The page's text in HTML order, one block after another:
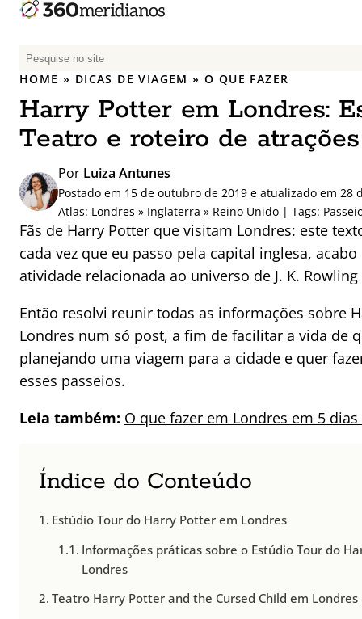
P
e
q
u
a
r
p
o
:
HOME » DICAS DE VIAGEM »O QUE FAZER
Harry Potter em Londres:
Teatro e roteiro de atrações
Por Luiza Antunes
Postado em 15 de outubro de 2019 e atualizado em 28
Atlas: Londres » Inglaterra » Reino Unido | Tags:
Fãs de Harry Potter que visitam Londres: este
cada vez que eu passo pela capital inglesa,
atividade relacionada ao universo de J. K.
Então resolvi reunir todas as informações sobre
Londres num só post, a fim de facilitar a vida de
planejando uma viagem para a cidade e quer
esses passeios.
Leia também: O que fazer em Londres em 5
Índice do Conteúdo
Estúdio Tour do Harry Potter em Londres
Informações práticas sobre o Estúdio Tour do
Londres
Teatro Harry Potter and the Cursed Child em Londres